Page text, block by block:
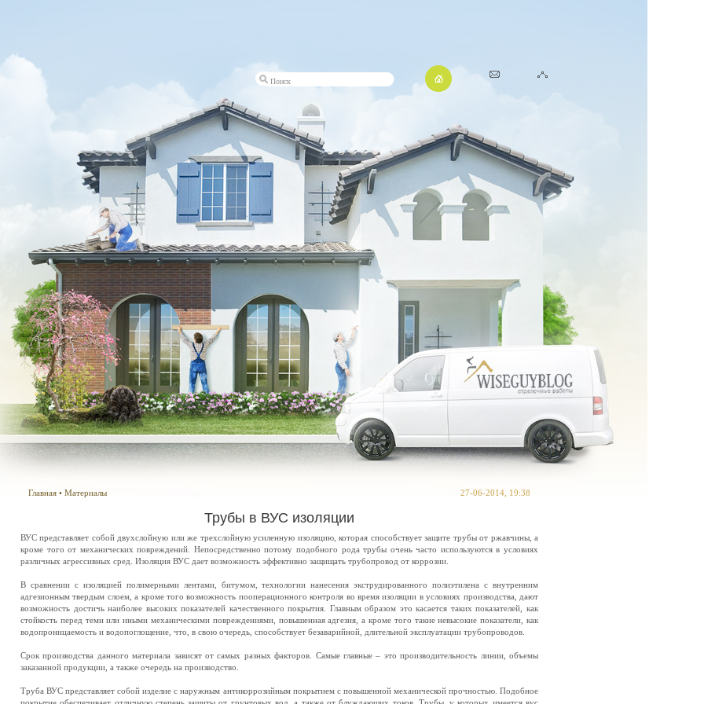
Главная • Материалы 27-06-2014, 19:38
Трубы в ВУС изоляции
ВУС представляет собой двухслойную или же трехслойную усиленную изоляцию, которая способствует защите трубы от ржавчины, а
кроме того от механических повреждений. Непосредственно потому подобного рода трубы очень часто используются в условиях
различных агрессивных сред. Изоляция ВУС дает возможность эффективно защищать трубопровод от коррозии.
В сравнении с изоляцией полимерными лентами, битумом, технологии нанесения экструдированного полиэтилена с внутренним
адгезионным твердым слоем, а кроме того возможность пооперационного контроля во время изоляции в условиях производства, дают
возможность достичь наиболее высоких показателей качественного покрытия. Главным образом это касается таких показателей, как
стойкость перед теми или иными механическими повреждениями, повышенная адгезия, а кроме того такие невысокие показатели, как
водопроницаемость и водопоглощение, что, в свою очередь, способствует безаварийной, длительной эксплуатации трубопроводов.
Срок производства данного материала зависят от самых разных факторов. Самые главные – это производительность линии, объемы
заказанной продукции, а также очередь на производство.
Труба ВУС представляет собой изделие с наружным антикоррозийным покрытием с повышенной механической прочностью. Подобное